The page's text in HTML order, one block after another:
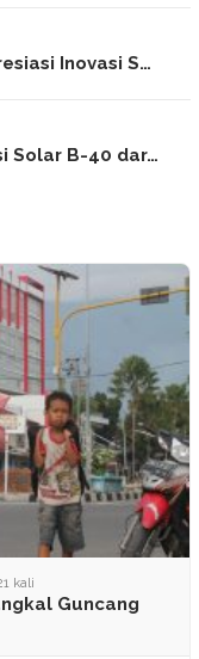
Inovasi S…
Solar B-40 dar…
kali
Guncang